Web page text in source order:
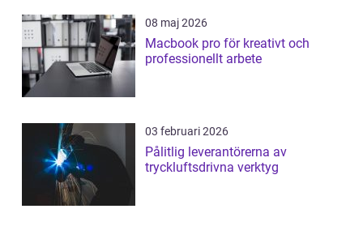
08 maj 2026
Macbook pro för kreativt och
professionellt arbete
03 februari 2026
Pålitlig leverantörerna av
tryckluftsdrivna verktyg